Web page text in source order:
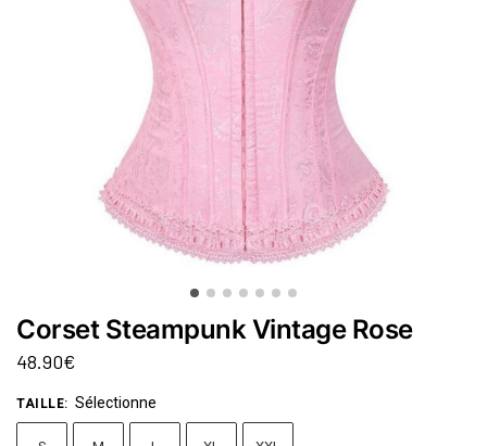
Corset Steampunk Vintage Rose
48.90€
TAILLE: Sélectionne